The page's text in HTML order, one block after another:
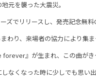
元を襲った大震災。
ズでリリースし、発売記念無
わり、来場者の協力により集
』が生まれ、この曲がき
なくなった時に少しでも思い